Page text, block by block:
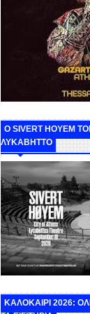
Ο SIVERT HOYEM
ΛΥΚΑΒΗΤΤΟ
ΚΑΛΟΚΑΙΡΙ 2026: